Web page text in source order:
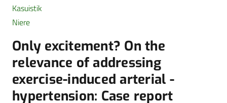
Kasuistik
Niere
Only excitement? On the
relevance of addressing
exercise-induced arterial ­
hypertension: Case report